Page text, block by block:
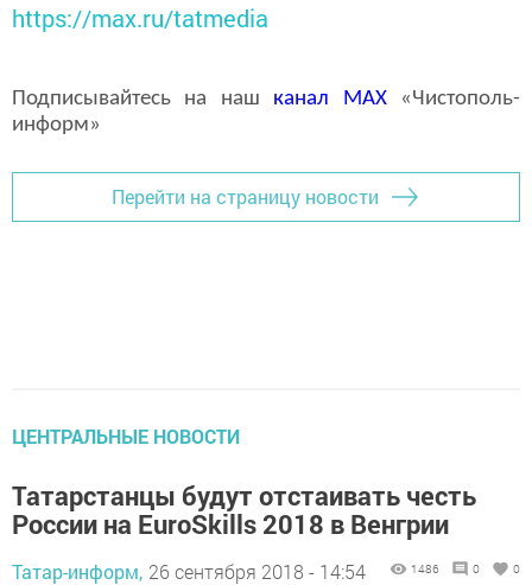
https://max.ru/tatmedia
Подписывайтесь на наш канал MAX«Чистополь-
информ»
Перейти на страницу новости
ЦЕНТРАЛЬНЫЕ НОВОСТИ
Татарстанцы будут отстаивать честь
России на EuroSkills 2018 в Венгрии
Татар-информ, 26 сентября 2018 - 14:54 1486 0 0